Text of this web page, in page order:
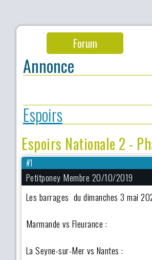
Forum
Annonce
Espoirs
Espoirs Nationale 2 -
#1
Petitponey Membre 20/10/2019
Les barrages du dimanches 3 mai
Marmande vs Fleurance :
La Seyne-sur-Mer vs Nantes :